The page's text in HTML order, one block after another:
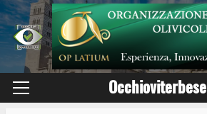
Skip
to
content
Primary
Occhioviterbese